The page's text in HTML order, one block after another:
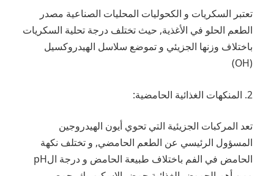
تعتبر السكريات و الكحوليات المحليات الصناعية مصدر
الطعم الحلو في الأغذية, حيث تختلف درجة تحلية السكريات
باختلاف وزنها الجزيئي و تموضع سلاسل الهيدروكسيل
(OH)
2. المنكهات الغذائية الحامضية:
تعد المركبات الجزيئية التي تحوي أيون الهيدروجين
المسؤول الرئيسي عن الطعم الحامضي, و تختلف نكهة
الحامض في الفم باختلاف طبيعة الحامض و درجة الpH